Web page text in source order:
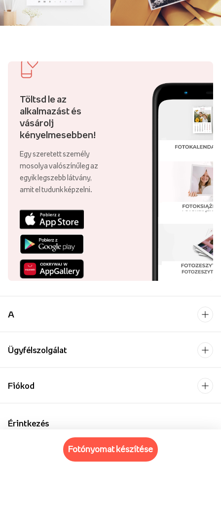
fotónyomat készítése
Töltsd le az
alkalmazást és
vásárolj
kényelmesebben!
Egy szeretett személy
mosolya valószínűleg az
egyik legszebb látvány,
amit el tudunk képzelni.
A
Ügyfélszolgálat
Érintkezés
Hétfő-Péntek: 8:00-18:00
Kapcsolatfelvételi űrlap
Fiókod